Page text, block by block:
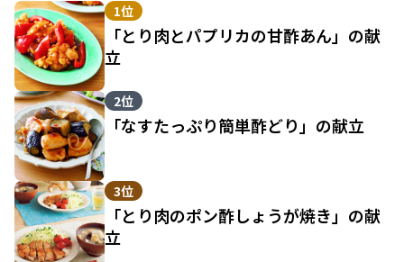
1位
「とり肉とパプリカの甘酢あん」の献
立
2位
「なすたっぷり簡単酢どり」の献立
3位
「とり肉のポン酢しょうが焼き」の献
立